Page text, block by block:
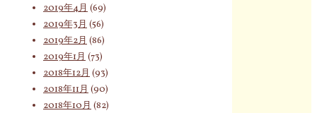
2019年4月 (69)
2019年3月 (56)
2019年2月 (86)
2019年1月 (73)
2018年12月 (93)
2018年11月 (90)
2018年10月 (82)